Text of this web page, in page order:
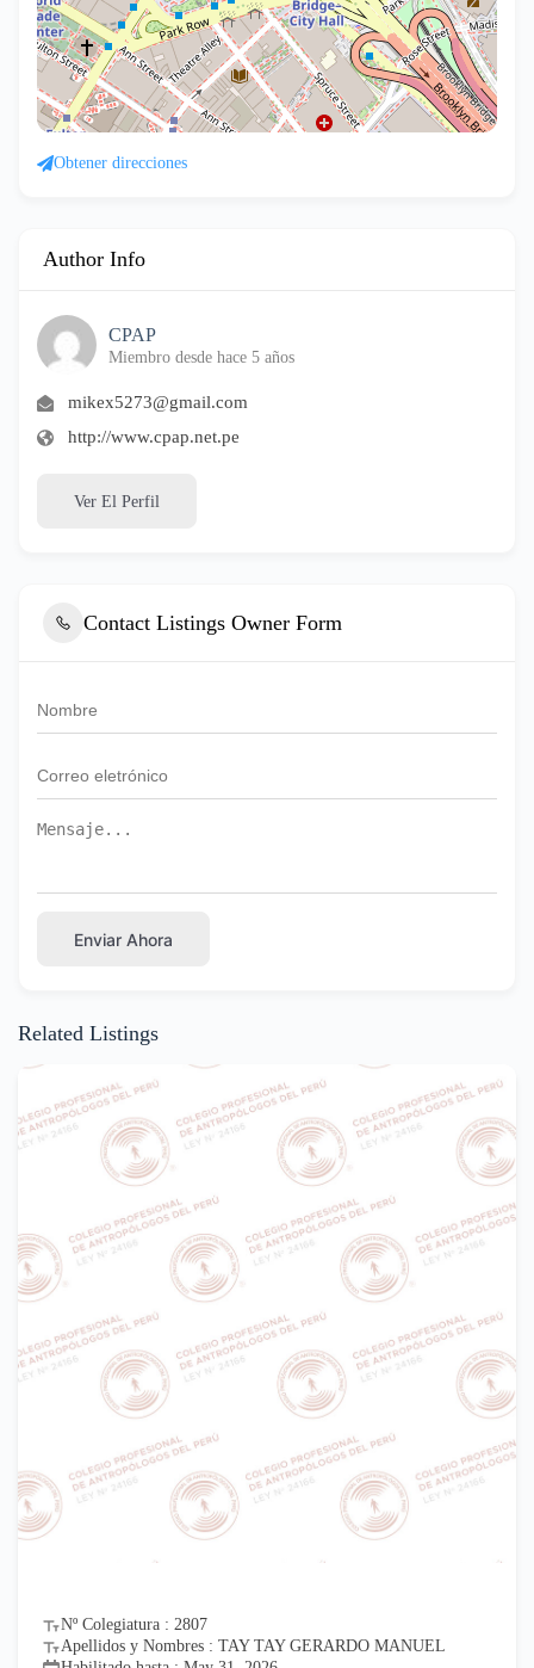
Obtener direcciones
Author Info
CPAP
Miembro desde hace 5 años
mikex5273@gmail.com
http://www.cpap.net.pe
Ver El Perfil
Contact Listings Owner Form
Enviar Ahora
Related Listings
Nº Colegiatura : 2807
Apellidos y Nombres : TAY TAY GERARDO MANUEL